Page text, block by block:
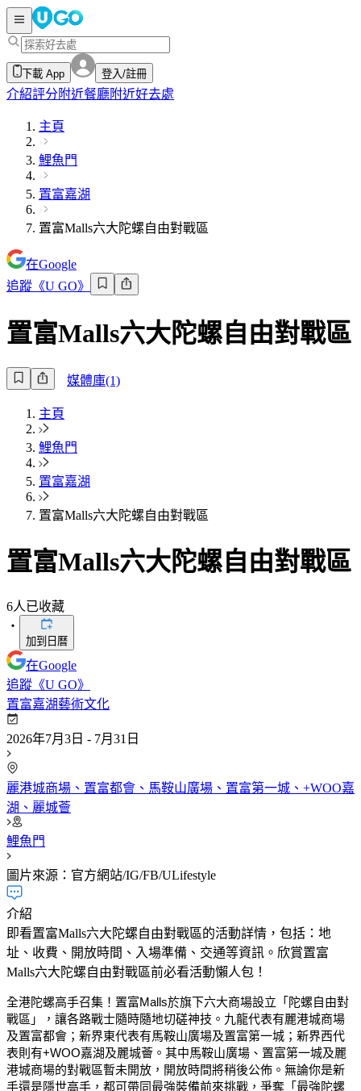
下載 App 登入/註冊
介紹評分 附近餐廳附近好去處
主頁
鯉魚門
置富嘉湖
置富Malls六大陀螺自由對戰區
在Google
追蹤《U GO》
置富Malls六大陀螺自由對戰區
媒體庫(1)
主頁
鯉魚門
置富嘉湖
置富Malls六大陀螺自由對戰區
置富Malls六大陀螺自由對戰區
6人已收藏
・
加到日曆
在Google
追蹤《U GO》
置富嘉湖藝術文化
2026年7月3日 - 7月31日
麗港城商場、置富都會、馬鞍山廣場、置富第一城、+WOO嘉
湖、麗城薈
鯉魚門
圖片來源：官方網站/IG/FB/ULifestyle
介紹
即看置富Malls六大陀螺自由對戰區的活動詳情，包括：地
址、收費、開放時間、入場準備、交通等資訊。欣賞置富
Malls六大陀螺自由對戰區前必看活動懶人包！
全港陀螺高手召集！置富Malls於旗下六大商場設立「陀螺自由對
戰區」，讓各路戰士隨時隨地切磋神技。九龍代表有麗港城商場
及置富都會；新界東代表有馬鞍山廣場及置富第一城；新界西代
表則有+WOO嘉湖及麗城薈。其中馬鞍山廣場、置富第一城及麗
港城商場的對戰區暫未開放，開放時間將稍後公佈。無論你是新
手還是隱世高手，都可帶同最強裝備前來挑戰，爭奪「最強陀螺